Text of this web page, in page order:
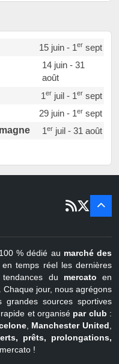
15 juin - 1ersept
14 juin - 31
août
1erjuil - 1ersept
29 juin - 1ersept
1erjuil - 31 août
22 juin - 2 sept
juil - 31
% dédié au marché des
en temps réel les dernières
du mercato en
jour, nous agrégons
grandes sources sportives
et organisé par club :
, Manchester United
prêts, prolongations,
!